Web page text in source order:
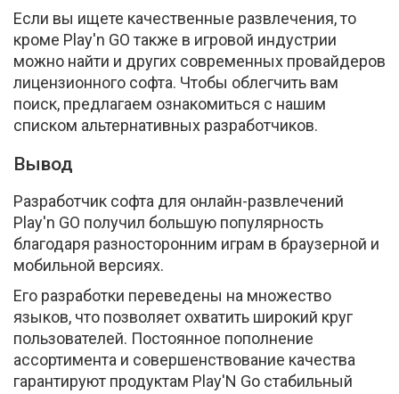
Если вы ищете качественные развлечения, то
кроме Play'n GO также в игровой индустрии
можно найти и других современных провайдеров
лицензионного софта. Чтобы облегчить вам
поиск, предлагаем ознакомиться с нашим
списком альтернативных разработчиков.
Вывод
Разработчик софта для онлайн-развлечений
Play'n GO получил большую популярность
благодаря разносторонним играм в браузерной и
мобильной версиях.
Его разработки переведены на множество
языков, что позволяет охватить широкий круг
пользователей. Постоянное пополнение
ассортимента и совершенствование качества
гарантируют продуктам Play'N Go стабильный